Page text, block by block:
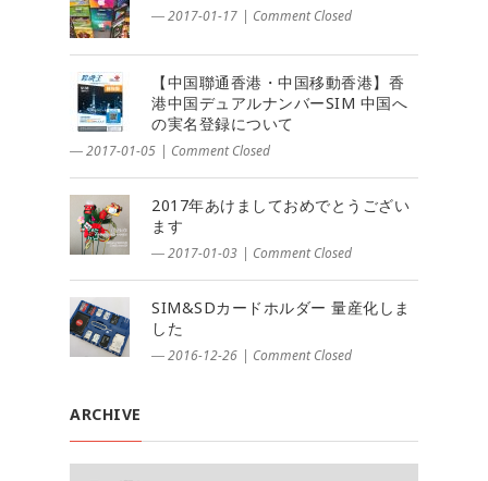
― 2017-01-17 | Comment Closed
【中国聯通香港・中国移動香港】香
港中国デュアルナンバーSIM 中国へ
の実名登録について
― 2017-01-05 | Comment Closed
2017年あけましておめでとうござい
ます
― 2017-01-03 | Comment Closed
SIM&SDカードホルダー 量産化しま
した
― 2016-12-26 | Comment Closed
ARCHIVE